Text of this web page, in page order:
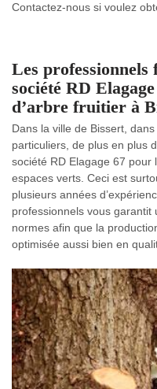
Contactez-nous si voulez
Les professionnels
société RD
d’arbre fruitier à
Dans la ville de Bissert,
particuliers, de plus en plus
société RD Elagage 67
espaces verts. Ceci est
plusieurs années
professionnels vous
normes afin que la
optimisée aussi bien en